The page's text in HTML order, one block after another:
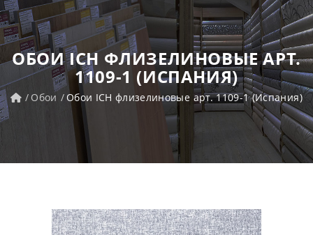
ОБОИ ICH ФЛИЗЕЛИНОВЫЕ АРТ.
1109-1 (ИСПАНИЯ)
Обои Обои ICH флизелиновые арт. 1109-1 (Испания)